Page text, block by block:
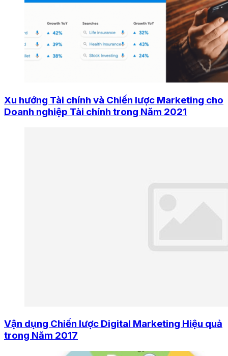
Xu hướng Tài chính và Chiến lược Marketing cho
Doanh nghiệp Tài chính trong Năm 2021
Vận dụng Chiến lược Digital Marketing Hiệu quả
trong Năm 2017